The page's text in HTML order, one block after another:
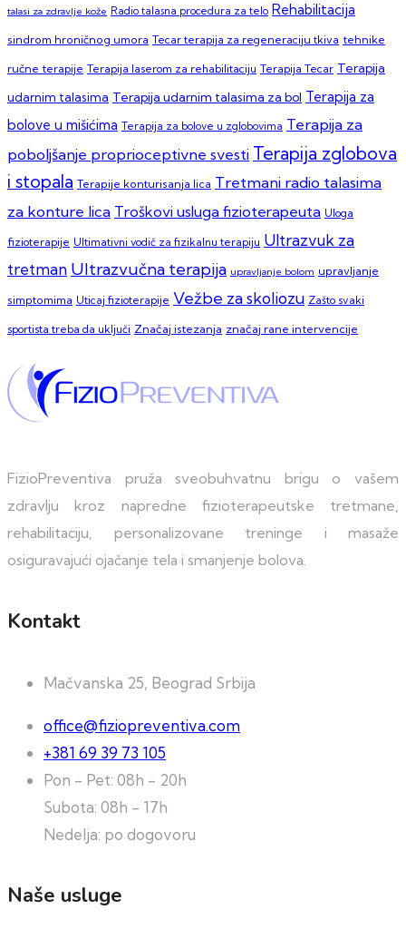
talasi za zdravlje kože Radio talasna procedura za telo Rehabilitacija
sindrom hroničnog umora Tecar terapija za regeneraciju tkiva tehnike
ručne terapije Terapija laserom za rehabilitaciju Terapija Tecar Terapija
udarnim talasima Terapija udarnim talasima za bol Terapija za
bolove u mišićima Terapija za bolove u zglobovima Terapija za
poboljšanje proprioceptivne svesti Terapija zglobova
i stopala Terapije konturisanja lica Tretmani radio talasima
za konture lica Troškovi usluga fizioterapeuta Uloga
fizioterapije Ultimativni vodič za fizikalnu terapiju Ultrazvuk za
tretman Ultrazvučna terapija upravljanje bolom upravljanje
simptomima Uticaj fizioterapije Vežbe za skoliozu Zašto svaki
sportista treba da uključi Značaj istezanja značaj rane intervencije
FizioPreventiva pruža sveobuhvatnu brigu o vašem
zdravlju kroz napredne fizioterapeutske tretmane,
rehabilitaciju, personalizovane treninge i masaže
osiguravajući ojačanje tela i smanjenje bolova.
Kontakt
Mačvanska 25, Beograd Srbija
office@fiziopreventiva.com
+381 69 39 73 105
Pon - Pet: 08h - 20h
Subota: 08h - 17h
Nedelja: po dogovoru
Naše usluge